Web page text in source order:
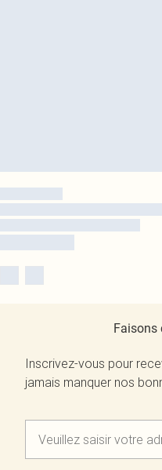
Faisons
Inscrivez-vous pour
jamais manquer nos